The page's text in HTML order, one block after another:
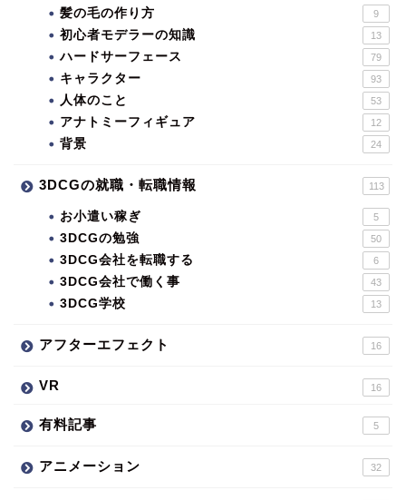
髪の毛の作り方 9
初心者モデラーの知識 13
ハードサーフェース 79
キャラクター 93
人体のこと 53
アナトミーフィギュア 12
背景 24
3DCGの就職・転職情報 113
お小遣い稼ぎ 5
3DCGの勉強 50
3DCG会社を転職する 6
3DCG会社で働く事 43
3DCG学校 13
アフターエフェクト 16
VR 16
有料記事 5
アニメーション 32